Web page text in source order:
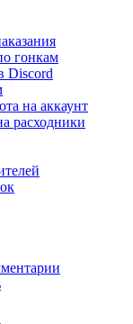
гонкам
Discord
на аккаунт
расходники